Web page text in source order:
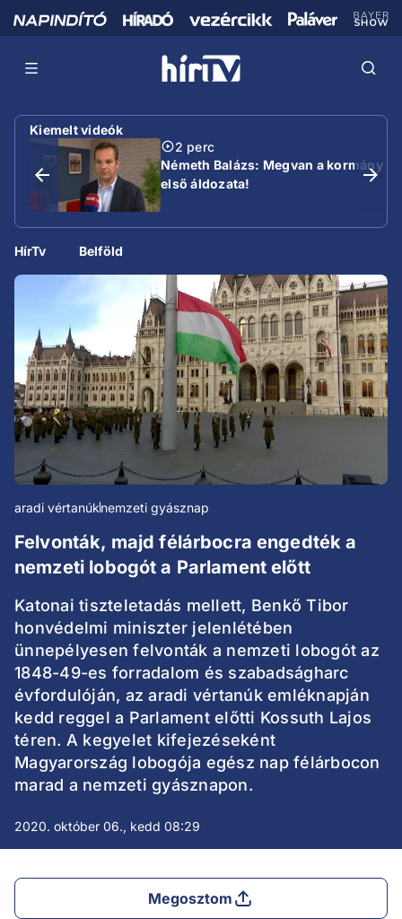
Kiemelt videók
2 perc
Németh Balázs: Megvan a kormány
első áldozata!
HírTv Belföld
aradi vértanúknemzeti gyásznap
Felvonták, majd félárbocra engedték a
nemzeti lobogót a Parlament előtt
Katonai tiszteletadás mellett, Benkő Tibor
honvédelmi miniszter jelenlétében
ünnepélyesen felvonták a nemzeti lobogót az
1848-49-es forradalom és szabadságharc
évfordulóján, az aradi vértanúk emléknapján
kedd reggel a Parlament előtti Kossuth Lajos
téren. A kegyelet kifejezéseként
Magyarország lobogója egész nap félárbocon
marad a nemzeti gyásznapon.
2020. október 06., kedd 08:29
Megosztom